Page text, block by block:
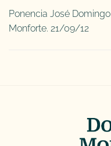
Ponencia José Domingo
Monforte. 21/09/12